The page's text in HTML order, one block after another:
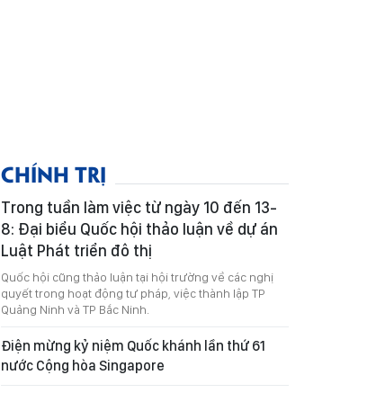
CHÍNH TRỊ
Trong tuần làm việc từ ngày 10 đến 13-
8: Đại biểu Quốc hội thảo luận về dự án
Luật Phát triển đô thị
Quốc hội cũng thảo luận tại hội trường về các nghị
quyết trong hoạt động tư pháp, việc thành lập TP
Quảng Ninh và TP Bắc Ninh.
Điện mừng kỷ niệm Quốc khánh lần thứ 61
nước Cộng hòa Singapore